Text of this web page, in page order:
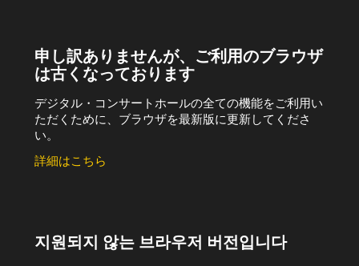
申し訳ありませんが、ご利用のブラウザ
は古くなっております
デジタル・コンサートホールの全ての機能をご利用い
ただくために、ブラウザを最新版に更新してくださ
い。
詳細はこちら
지원되지 않는 브라우저 버전입니다